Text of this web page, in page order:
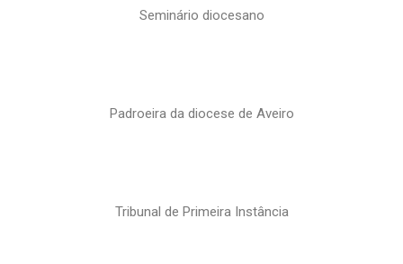
Seminário diocesano
Padroeira da diocese de Aveiro
Tribunal de Primeira Instância